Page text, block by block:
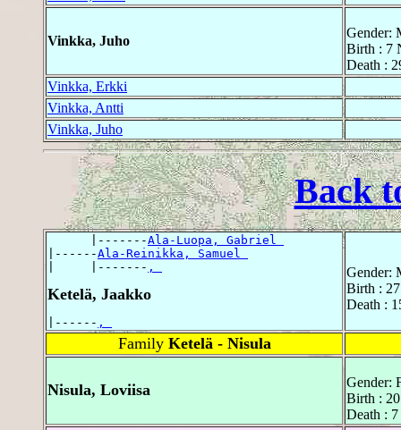
Vinkka, Juho
Gender:
Birth : 7
Death :
Vinkka, Erkki
Vinkka, Antti
Vinkka, Juho
Back
      |-------
Ala-Luopa, Gabriel
|------Ala-Reinikka, Samuel
|     |------- ,
Ketelä, Jaakko
|------ ,
Gender:
Birth :
Death :
Family Ketelä - Nisula
Nisula, Loviisa
Gender:
Birth :
Death :